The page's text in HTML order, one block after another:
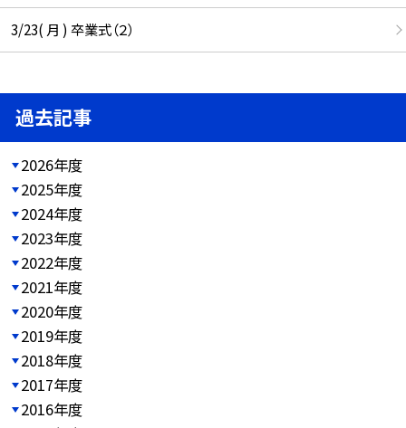
3/23( 月 ) 卒業式（２）
過去記事
2026年度
2025年度
2024年度
2023年度
2022年度
2021年度
2020年度
2019年度
2018年度
2017年度
2016年度